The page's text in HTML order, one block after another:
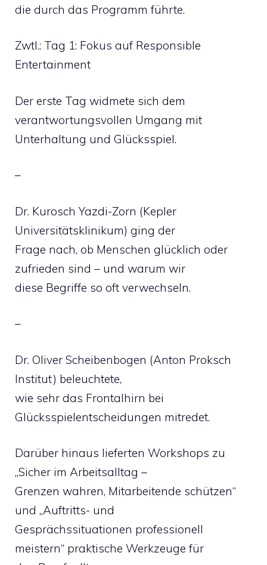
die durch das Programm führte.
Zwtl.: Tag 1: Fokus auf Responsible
Entertainment
Der erste Tag widmete sich dem
verantwortungsvollen Umgang mit
Unterhaltung und Glücksspiel.
–
Dr. Kurosch Yazdi-Zorn (Kepler
Universitätsklinikum) ging der
Frage nach, ob Menschen glücklich oder
zufrieden sind – und warum wir
diese Begriffe so oft verwechseln.
–
Dr. Oliver Scheibenbogen (Anton Proksch
Institut) beleuchtete,
wie sehr das Frontalhirn bei
Glücksspielentscheidungen mitredet.
Darüber hinaus lieferten Workshops zu
„Sicher im Arbeitsalltag –
Grenzen wahren, Mitarbeitende schützen“
und „Auftritts- und
Gesprächssituationen professionell
meistern“ praktische Werkzeuge für